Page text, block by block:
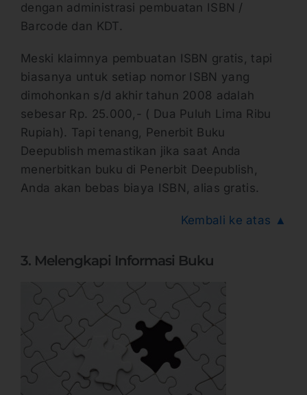
dengan administrasi pembuatan ISBN /
Barcode dan KDT.
Meski klaimnya pembuatan ISBN gratis, tapi
biasanya untuk setiap nomor ISBN yang
dimohonkan s/d akhir tahun 2008 adalah
sebesar Rp. 25.000,- ( Dua Puluh Lima Ribu
Rupiah). Tapi tenang, Penerbit Buku
Deepublish memastikan jika saat Anda
menerbitkan buku di Penerbit Deepublish,
Anda akan bebas biaya ISBN, alias gratis.
Kembali ke atas ▲
3. Melengkapi Informasi Buku